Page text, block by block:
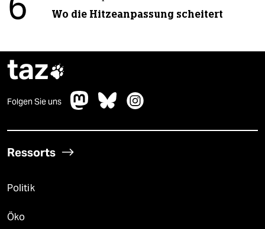
6 Wo die Hitzeanpassung scheitert
taz
Folgen Sie uns
Ressorts
Politik
Öko